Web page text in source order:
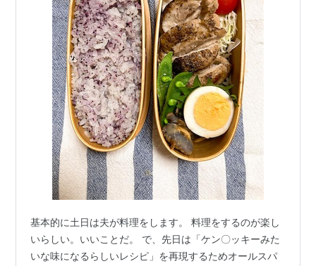
基本的に土日は夫が料理をします。 料理をするのが楽し
いらしい。いいことだ。 で、先日は「ケン〇ッキーみた
いな味になるらしいレシピ」を再現するためオールスパ